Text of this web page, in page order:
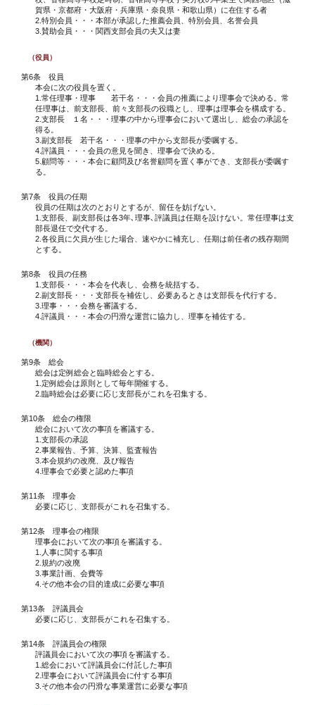
賀県・京都府・大阪府・兵庫県・奈良県・和歌山県）に在住する者
2.特別会員・・・本部が承認した推薦会員、特別会員、名誉会員
3.賛助会員・・・関西支部会員の夫又は妻
（役員）
第6条 役員
本会に次の役員を置く。
1.常任理事・理事 若干名・・・会員の推薦により理事会で決める。常
任理事は、前支部長、前々支部長の役職とし、理事は理事会を構成する。
2.支部長 １名・・・理事の中から理事会において選出し、総会の承認を
得る。
3.副支部長 若干名・・・理事の中から支部長が委嘱する。
4.評議員・・・会員の意見を聞き、理事会で決める。
5.顧問等・・・本会に顧問及び名誉顧問を置く事ができ、支部長が委嘱す
る。
第7条 役員の任期
役員の任期は次のとおりとするが、留任を妨げない。
1.支部長、副支部長は各3年､理事､評議員は任期を設けない。常任理事は支
部長退任で交代する。
2.各役員に欠員が生じた場合、速やかに補充し、任期は前任者の残存期間
とする。
第8条 役員の任務
1.支部長・・・本会を代表し、会務を統括する。
2.副支部長・・・支部長を補佐し、必要あるときは支部長を代行する。
3.理事・・・会務を審議する。
4.評議員・・・本会の円滑な運営に協力し、理事を補佐する。
（機関）
第9条 総会
総会は定例総会と臨時総会とする。
1.定例総会は原則として毎年開催する。
2.臨時総会は必要に応じ支部長がこれを召集する。
第10条 総会の権限
総会において次の事項を審議する。
1.支部長の承認
2.事業報告、予算、決算、監査報告
3.本会規約の改廃、及び報告
4.理事会で必要と認めた事項
第11条 理事会
必要に応じ、支部長がこれを召集する。
第12条 理事会の権限
理事会において次の事項を審議する。
1.人事に関する事項
2.規約の改廃
3.事業計画、会費等
4.その他本会の目的達成に必要な事項
第13条 評議員会
必要に応じ、支部長がこれを召集する。
第14条 評議員会の権限
評議員会において次の事項を審議する。
1.総会において評議員会に付託した事項
2.理事会において評議員会に付する事項
3.その他本会の円滑な事業運営に必要な事項